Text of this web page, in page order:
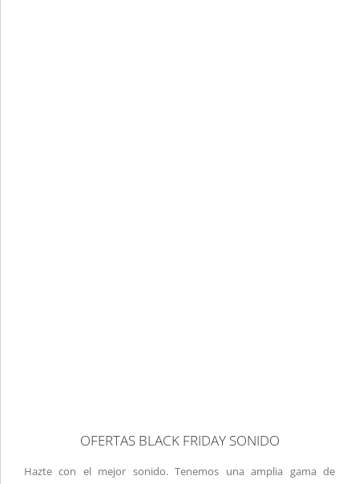
OFERTAS BLACK FRIDAY SONIDO
Hazte con el mejor sonido. Tenemos una amplia gama de